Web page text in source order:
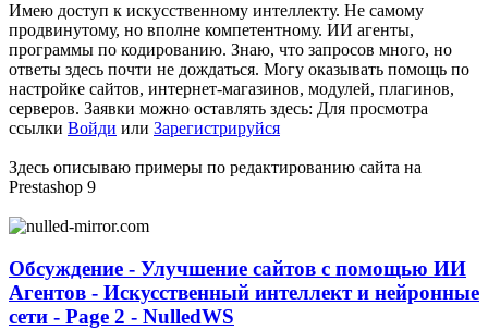
Имею доступ к искусственному интеллекту. Не самому
продвинутому, но вполне компетентному. ИИ агенты,
программы по кодированию. Знаю, что запросов много, но
ответы здесь почти не дождаться. Могу оказывать помощь по
настройке сайтов, интернет-магазинов, модулей, плагинов,
серверов. Заявки можно оставлять здесь: Для просмотра
ссылки Войди или Зарегистрируйся
Здесь описываю примеры по редактированию сайта на
Prestashop 9
Обсуждение - Улучшение сайтов с помощью ИИ
Агентов - Искусственный интеллект и нейронные
сети - Page 2 - NulledWS